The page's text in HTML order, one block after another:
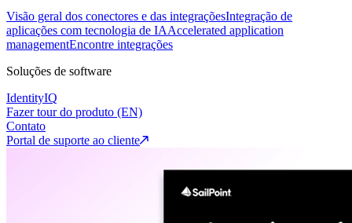
Visão geral dos conectores e das integraçõesIntegração de
aplicações com tecnologia de IAAccelerated application
managementEncontre integrações
Soluções de software
IdentityIQ
Fazer tour do produto (EN)
Contato
Portal de suporte ao cliente